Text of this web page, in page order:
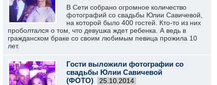
В Сети собрано огромное количество
фотографий со свадьбы Юлии Савичевой,
на которой было 400 гостей. Кто-то из них
проболтался о том, что девушка ждет ребенка. А ведь в
гражданском браке со своим любимым певица прожила 10
лет.
Гости выложили фотографии со
свадьбы Юлии Савичевой
(ФОТО)
25.10.2014